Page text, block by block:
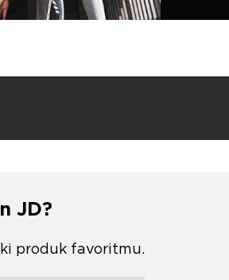
JD?
produk favoritmu.